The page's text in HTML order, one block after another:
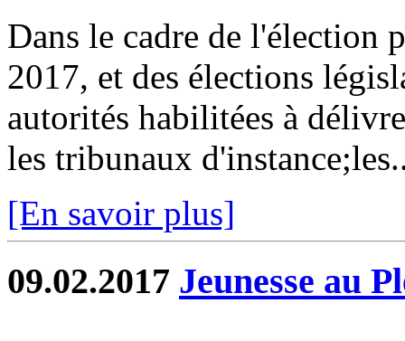
Dans le cadre de l'élection
2017, et des élections
autorités habilitées à
les tribunaux
[En savoir plus]
09.02.2017 Jeunesse au